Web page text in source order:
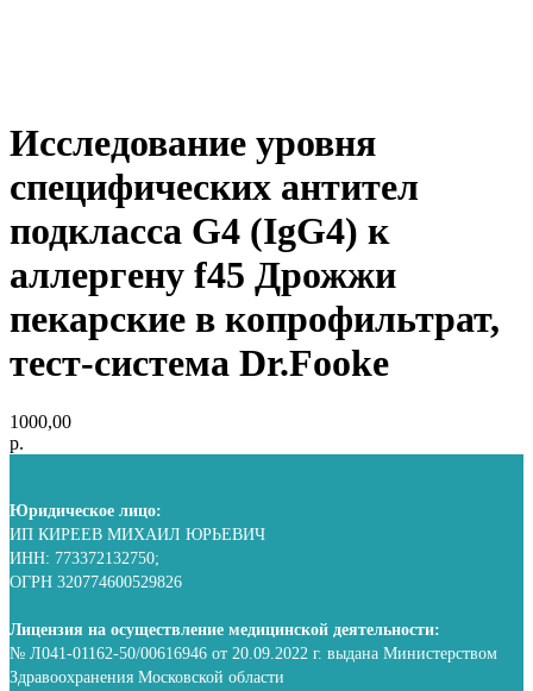
Исследование уровня
специфических антител
подкласса G4 (IgG4) к
аллергену f45 Дрожжи
пекарские в копрофильтрат,
тест-система Dr.Fooke
1000,00
р.
Юридическое лицо:
ИП КИРЕЕВ МИХАИЛ ЮРЬЕВИЧ
ИНН: 773372132750;
ОГРН 320774600529826
Лицензия на осуществление медицинской деятельности:
№ Л041-01162-50/00616946 от 20.09.2022 г. выдана Министерством
Здравоохранения Московской области